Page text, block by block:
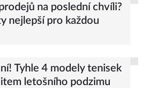
na poslední chvíli?
nejlepší pro každou
Tyhle 4 modely tenisek
letošního podzimu